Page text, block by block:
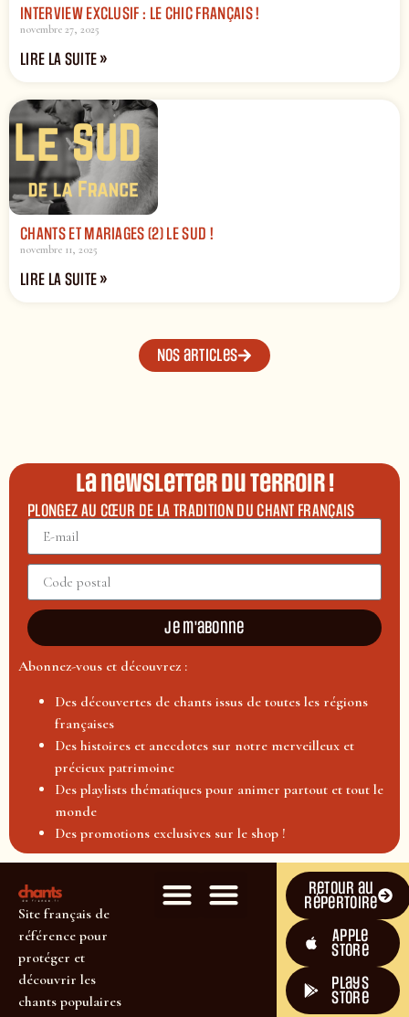
INTERVIEW EXCLUSIF : LE CHIC FRANÇAIS !
novembre 27, 2025
LIRE LA SUITE »
CHANTS ET MARIAGES (2) LE SUD !
novembre 11, 2025
LIRE LA SUITE »
Nos articles
La newsletter du terroir !
PLONGEZ AU CŒUR DE LA TRADITION DU CHANT FRANÇAIS
Je m'abonne
Abonnez-vous et découvrez :
Des découvertes de chants issus de toutes les régions
françaises
Des histoires et anecdotes sur notre merveilleux et
précieux patrimoine
Des playlists thématiques pour animer partout et tout le
monde
Des promotions exclusives sur le shop !
Site français de
référence pour
protéger et
découvrir les
chants populaires
Retour au
répertoire
Apple
Store
plays
store